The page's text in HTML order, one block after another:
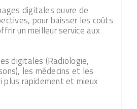
digitales ouvre de
pour baisser les coûts
un meilleur service aux
digitales (Radiologie,
les médecins et les
rapidement et mieux